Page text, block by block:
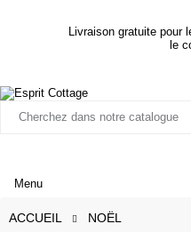
Livraison gratuite pour
le
Menu
ACCUEIL NOËL